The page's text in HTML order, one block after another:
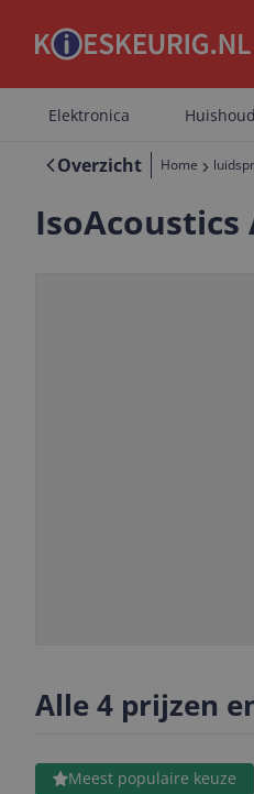
Elektronica
Overzicht Home
Alle 4 prijzen
Meest populaire keuze
Bekijk product